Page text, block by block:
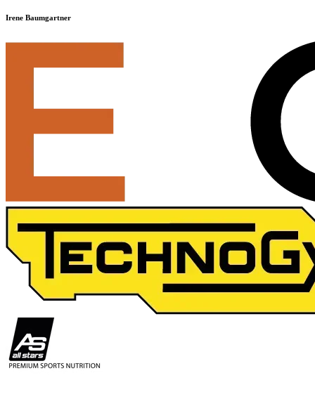
Irene Baumgartner